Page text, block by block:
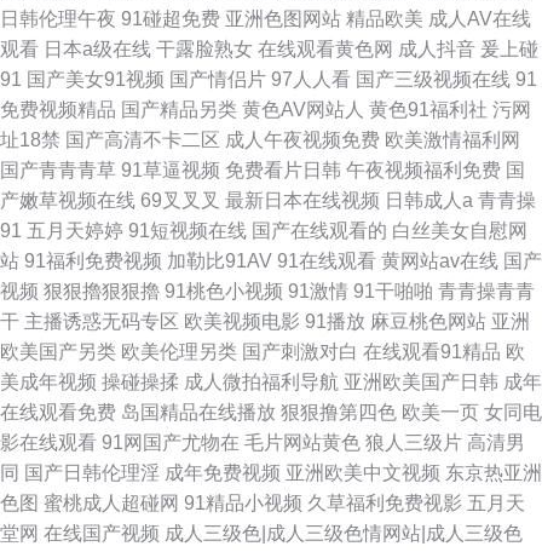
日韩伦理午夜 91碰超免费 亚洲色图网站 精品欧美 成人AV在线
观看 日本a级在线 干露脸熟女 在线观看黄色网 成人抖音 爰上碰
91 国产美女91视频 国产情侣片 97人人看 国产三级视频在线 91
免费视频精品 国产精品另类 黄色AV网站人 黄色91福利社 污网
址18禁 国产高清不卡二区 成人午夜视频免费 欧美激情福利网
国产青青青草 91草逼视频 免费看片日韩 午夜视频福利免费 国
产嫩草视频在线 69叉叉叉 最新日本在线视频 日韩成人a 青青操
91 五月天婷婷 91短视频在线 国产在线观看的 白丝美女自慰网
站 91福利免费视频 加勒比91AV 91在线观看 黄网站av在线 国产
视频 狠狠擼狠狠擼 91桃色小视频 91激情 91干啪啪 青青操青青
干 主播诱惑无码专区 欧美视频电影 91播放 麻豆桃色网站 亚洲
欧美国产另类 欧美伦理另类 国产刺激对白 在线观看91精品 欧
美成年视频 操碰操揉 成人微拍福利导航 亚洲欧美国产日韩 成年
在线观看免费 岛国精品在线播放 狠狠撸第四色 欧美一页 女同电
影在线观看 91网国产尤物在 毛片网站黄色 狼人三级片 高清男
同 国产日韩伦理淫 成年免费视频 亚洲欧美中文视频 东京热亚洲
色图 蜜桃成人超碰网 91精品小视频 久草福利免费视影 五月天
堂网 在线国产视频 成人三级色|成人三级色情网站|成人三级色